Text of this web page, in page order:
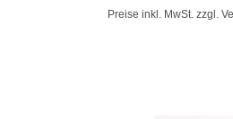
Preise inkl. MwSt. zzgl.